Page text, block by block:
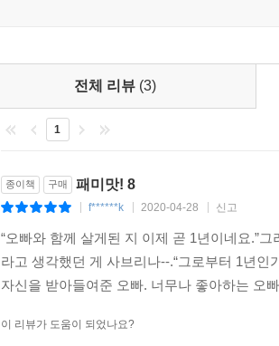
전체 리뷰 (3)
1
종이책 구매 패미맛! 8
f******k 2020-04-28 신고
“오빠와 함께 살게된 지 이제 곧 1년이네요.”
라고 생각했던 게 사브리나--.“그로부터 1년인
자신을 받아들여준 오빠. 너무나 좋아하는
이 리뷰가 도움이 되었나요?